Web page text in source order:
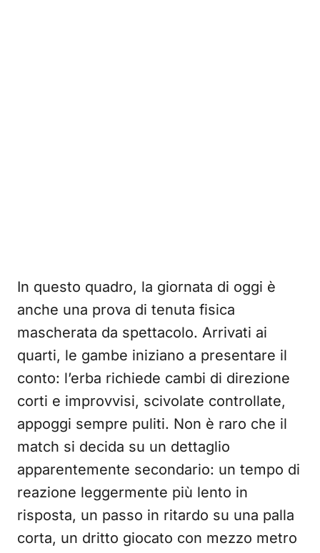
In questo quadro, la giornata di oggi è
anche una prova di tenuta fisica
mascherata da spettacolo. Arrivati ai
quarti, le gambe iniziano a presentare il
conto: l’erba richiede cambi di direzione
corti e improvvisi, scivolate controllate,
appoggi sempre puliti. Non è raro che il
match si decida su un dettaglio
apparentemente secondario: un tempo di
reazione leggermente più lento in
risposta, un passo in ritardo su una palla
corta, un dritto giocato con mezzo metro